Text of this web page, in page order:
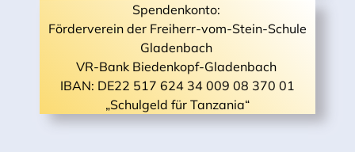
Spendenkonto:
Förderverein der Freiherr-vom-Stein-Schule
Gladenbach
VR-Bank Biedenkopf-Gladenbach
IBAN: DE22 517 624 34 009 08 370 01
„Schulgeld für Tanzania“